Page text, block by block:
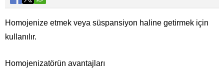
Homojenize etmek veya süspansiyon haline getirmek için
kullanılır.
Homojenizatörün avantajları